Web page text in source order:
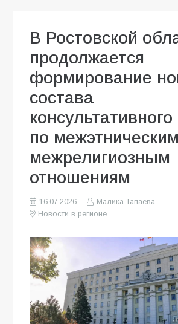
В Ростовской
продолжается
формирование
состава
по
межрелигиозным
отношениям
16.07.2026
Малика Тапаева
Новости в регионе